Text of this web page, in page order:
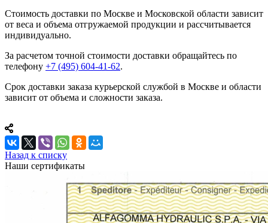
Стоимость доставки по Москве и Московской области зависит
от веса и объема отгружаемой продукции и рассчитывается
индивидуально.
За расчетом точной стоимости доставки обращайтесь по
телефону +7 (495) 604-41-62.
Срок доставки заказа курьерской службой в Москве и области
зависит от объема и сложности заказа.
Назад к списку
Наши сертификаты